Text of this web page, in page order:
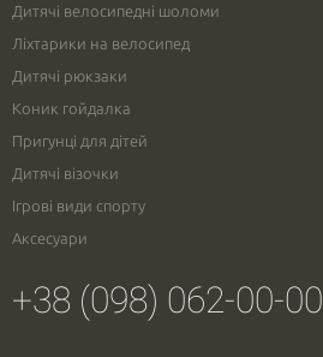
Дитячі велосипедні шоломи
Ліхтарики на велосипед
Дитячі рюкзаки
Коник гойдалка
Пригунці для дітей
Дитячі візочки
Ігрові види спорту
Аксесуари
+38 (098) 062-00-00